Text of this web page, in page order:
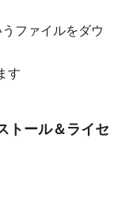
ファイルをダウ
す
ール＆ライセ